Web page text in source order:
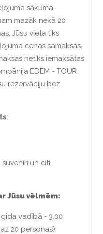
sākuma.
mazāk nekā 20
Jūsu vieta tiks
cenas samaksas.
netiks iemaksātas
EDEM - TOUR
rezervāciju bez
:
un citi
Jūsu vēlmēm:
gida vadībā - 3.00
20 personas);